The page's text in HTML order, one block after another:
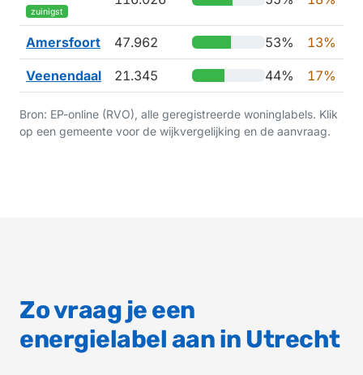
zuinigst
Amersfoort 47.962 53% 13%
Veenendaal 21.345 44% 17%
Bron: EP-online (RVO), alle geregistreerde woninglabels. Klik
op een gemeente voor de wijkvergelijking en de aanvraag.
Zo vraag je een
energielabel aan in Utrecht